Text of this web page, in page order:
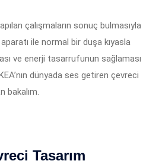
çalışmaların sonuç bulmasıyla
ile normal bir duşa kıyasla
ve enerji tasarrufunun sağlaması
dünyada ses getiren çevreci
bakalım.
Tasarım